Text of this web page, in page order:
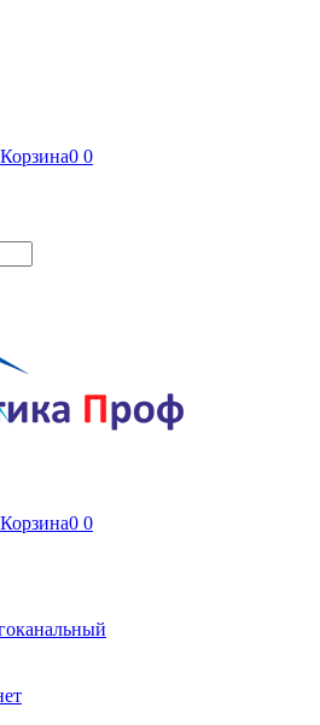
Корзина0 0
Корзина0 0